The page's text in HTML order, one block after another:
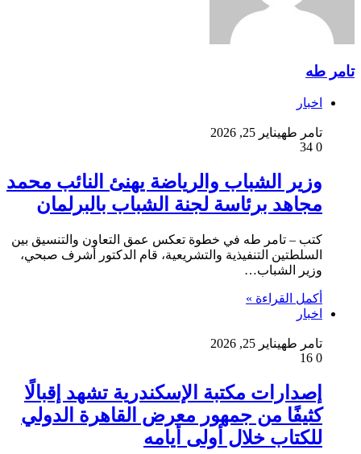
تامر طه
اخبار
تامر طهيناير 25, 2026
0
وزير الشباب والرياضة يهنئ النائب محمد
مجاهد برئاسة لجنة الشباب بالبرلمان
كتب – تامر طه في خطوة تعكس عمق التعاون والتنسيق بين
السلطتين التنفيذية والتشريعية، قام الدكتور أشرف صبحي،
وزير الشباب…
أكمل القراءة »
اخبار
تامر طهيناير 25, 2026
0
إصدارات مكتبة الإسكندرية تشهد إقبالًا
كثيفًا من جمهور معرض القاهرة الدولي
للكتاب خلال أولى أيامه